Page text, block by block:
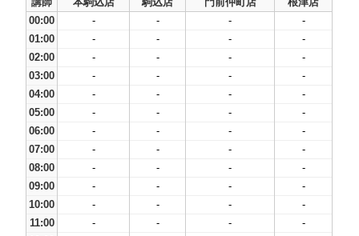
00:00
- - -
-
01:00
- - -
-
02:00
- - -
-
03:00
- - -
-
04:00
- - -
-
05:00
- - -
-
06:00
- - -
-
07:00
- - -
-
08:00
- - -
-
09:00
- - -
-
10:00
- - -
-
11:00
- - -
-